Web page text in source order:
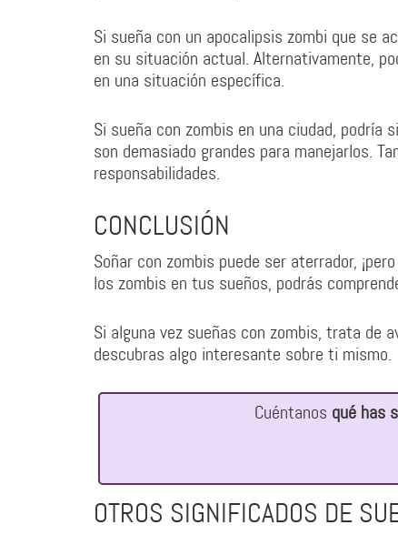
Si sueña con un apocalipsis zombi que se
en su situación actual. Alternativamente,
en una situación específica.
Si sueña con zombis en una ciudad,
son demasiado grandes para manejarlos.
responsabilidades.
CONCLUSIÓN
Soñar con zombis puede ser aterrador,
los zombis en tus sueños, podrás
Si alguna vez sueñas con zombis, trata de
descubras algo interesante sobre ti mismo.
Cuéntanos qué has
OTROS SIGNIFICADOS DE